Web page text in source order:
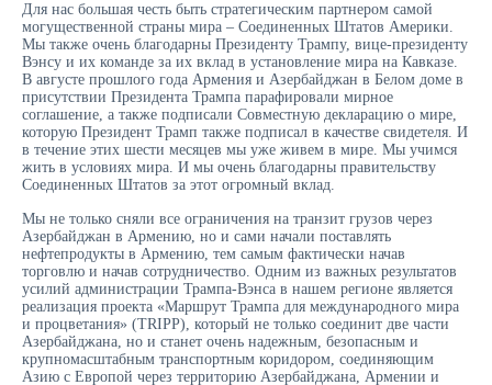
Для нас большая честь быть стратегическим партнером самой
могущественной страны мира – Соединенных Штатов Америки.
Мы также очень благодарны Президенту Трампу, вице-президенту
Вэнсу и их команде за их вклад в установление мира на Кавказе.
В августе прошлого года Армения и Азербайджан в Белом доме в
присутствии Президента Трампа парафировали мирное
соглашение, а также подписали Совместную декларацию о мире,
которую Президент Трамп также подписал в качестве свидетеля. И
в течение этих шести месяцев мы уже живем в мире. Мы учимся
жить в условиях мира. И мы очень благодарны правительству
Соединенных Штатов за этот огромный вклад.
Мы не только сняли все ограничения на транзит грузов через
Азербайджан в Армению, но и сами начали поставлять
нефтепродукты в Армению, тем самым фактически начав
торговлю и начав сотрудничество. Одним из важных результатов
усилий администрации Трампа-Вэнса в нашем регионе является
реализация проекта «Маршрут Трампа для международного мира
и процветания» (TRIPP), который не только соединит две части
Азербайджана, но и станет очень надежным, безопасным и
крупномасштабным транспортным коридором, соединяющим
Азию с Европой через территорию Азербайджана, Армении и